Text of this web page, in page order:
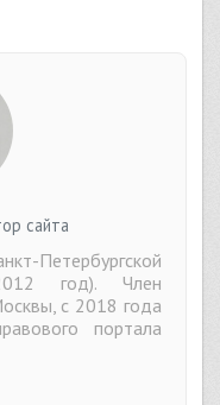
сайта
Петербургской
год). Член
с 2018 года
портала